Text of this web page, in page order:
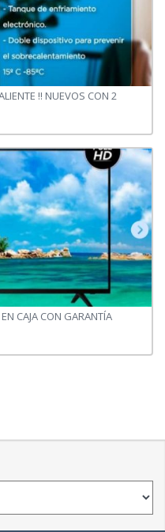
!! NUEVOS CON 2
CAJA CON GARANTÍA